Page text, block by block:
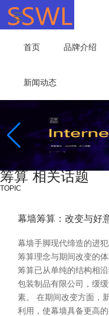
首页 品牌介绍
新闻动态
筹算 相关话题
TOPIC
幕墙筹算：改变与好
幕墙手脚现代缔造的进
筹算理念与期间改变的
筹算已从单纯的结构相
包装制品有限公司，缓
素。 在期间改变方面，
利用，使幕墙具备更高